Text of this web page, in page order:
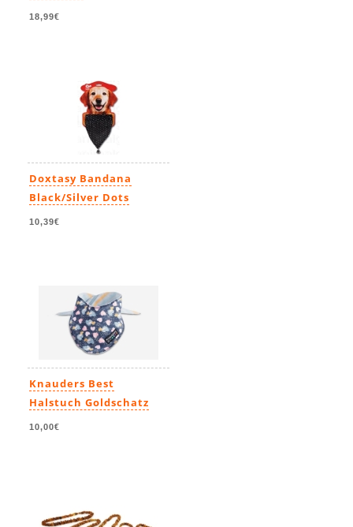
18,99€
Doxtasy Bandana
Black/Silver Dots
10,39€
Knauders Best
Halstuch Goldschatz
10,00€